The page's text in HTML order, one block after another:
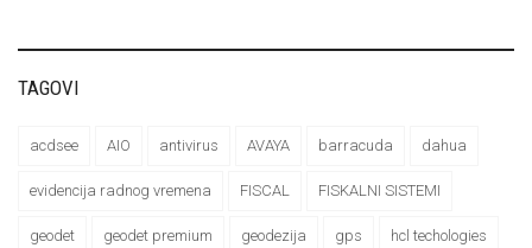
TAGOVI
acdsee AIO antivirus AVAYA barracuda dahua
evidencija radnog vremena FISCAL FISKALNI SISTEMI
geodet geodet premium geodezija gps hcl techologies